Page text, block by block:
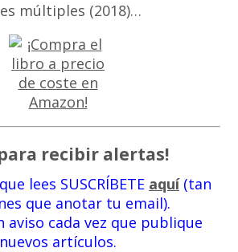
múltiples (2018)…
recibir alertas!
lees SUSCRÍBETE aquí(tan
que anotar tu email).
aviso cada vez que publique
nuevos artículos.